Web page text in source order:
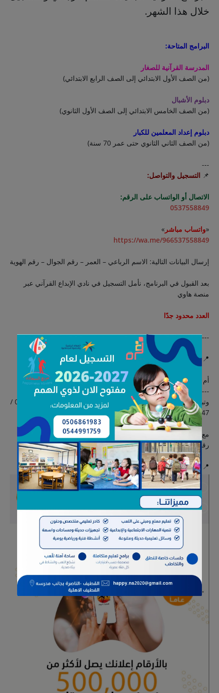
خلال هذا الشهر.
البرامج المتاحة:
المدرسة القرآنية للصغار
(من الصف الأول الابتدائي إلى الصف الرابع الابتدائي)
دبلوم الأشبال
(من الصف الخامس الابتدائي إلى الصف الأول الثانوي)
دبلوم إعداد المعلمين للكبار
(من الصف الثاني الثانوي حتى عمر 70 سنة)
---
📌 التسجيل والتواصل:
الاتصال أو الواتساب على الرقم:
0537558849
«واتساب مباشر »
https://wa.me/966537558849
إرسال البيانات التالية: الاسم الرباعي – العمر – رقم الجوال – رقم الهوية
بعد القبول في البرنامج، نأمل التسجيل في نادي الإبداع القرآني عبر
منصة هاوي
العدد محدود جدًا
---
📍موقع النادي:
أم الحمام – القوع – مقابل الماهر للمعجنات
---
وتبدأ الدراسة من بداية شهر رمضان المبارك 1447هـ الموافق 03 / 09 /
1447هـ.
مع تحيات إدارة نادي أم الحمام القرآني
رقم الفسح (ترخيص): 942250503841
📍اعلان ترويجي